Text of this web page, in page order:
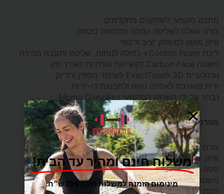
מחבט מקצועי לשחקנים מתקדמים
צורה עגולה לשליטה גבוהה ותחושת ביטחון
איזון מאוזן למשחק יציב ודינמי
ליבת Control Foam+ כפולה לנוחות, שליטה ותגובה מהירה
משטח Carbon Face לקשיחות ועמידות לאורך זמן
טכנולוגיית ExactTouch 3D לשיפור הספין והדיוק
ידית מוארכת לאחיזה נוחה ולחבטות דו-ידיות
נבחר על ידי השחקן המקצועי Momo González
מפרט טכני:
צורה: Round
איזון: מאוזן
ספוג: Control Foam+
משטח: Carbon
רמת שחקן: מתקדם
משלוח חינם ומהיר עד הבית!
מינימום הזמנה למשלוח חינם 199 ש״ח.